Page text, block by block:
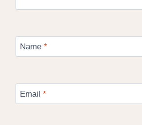
Name *
Email *